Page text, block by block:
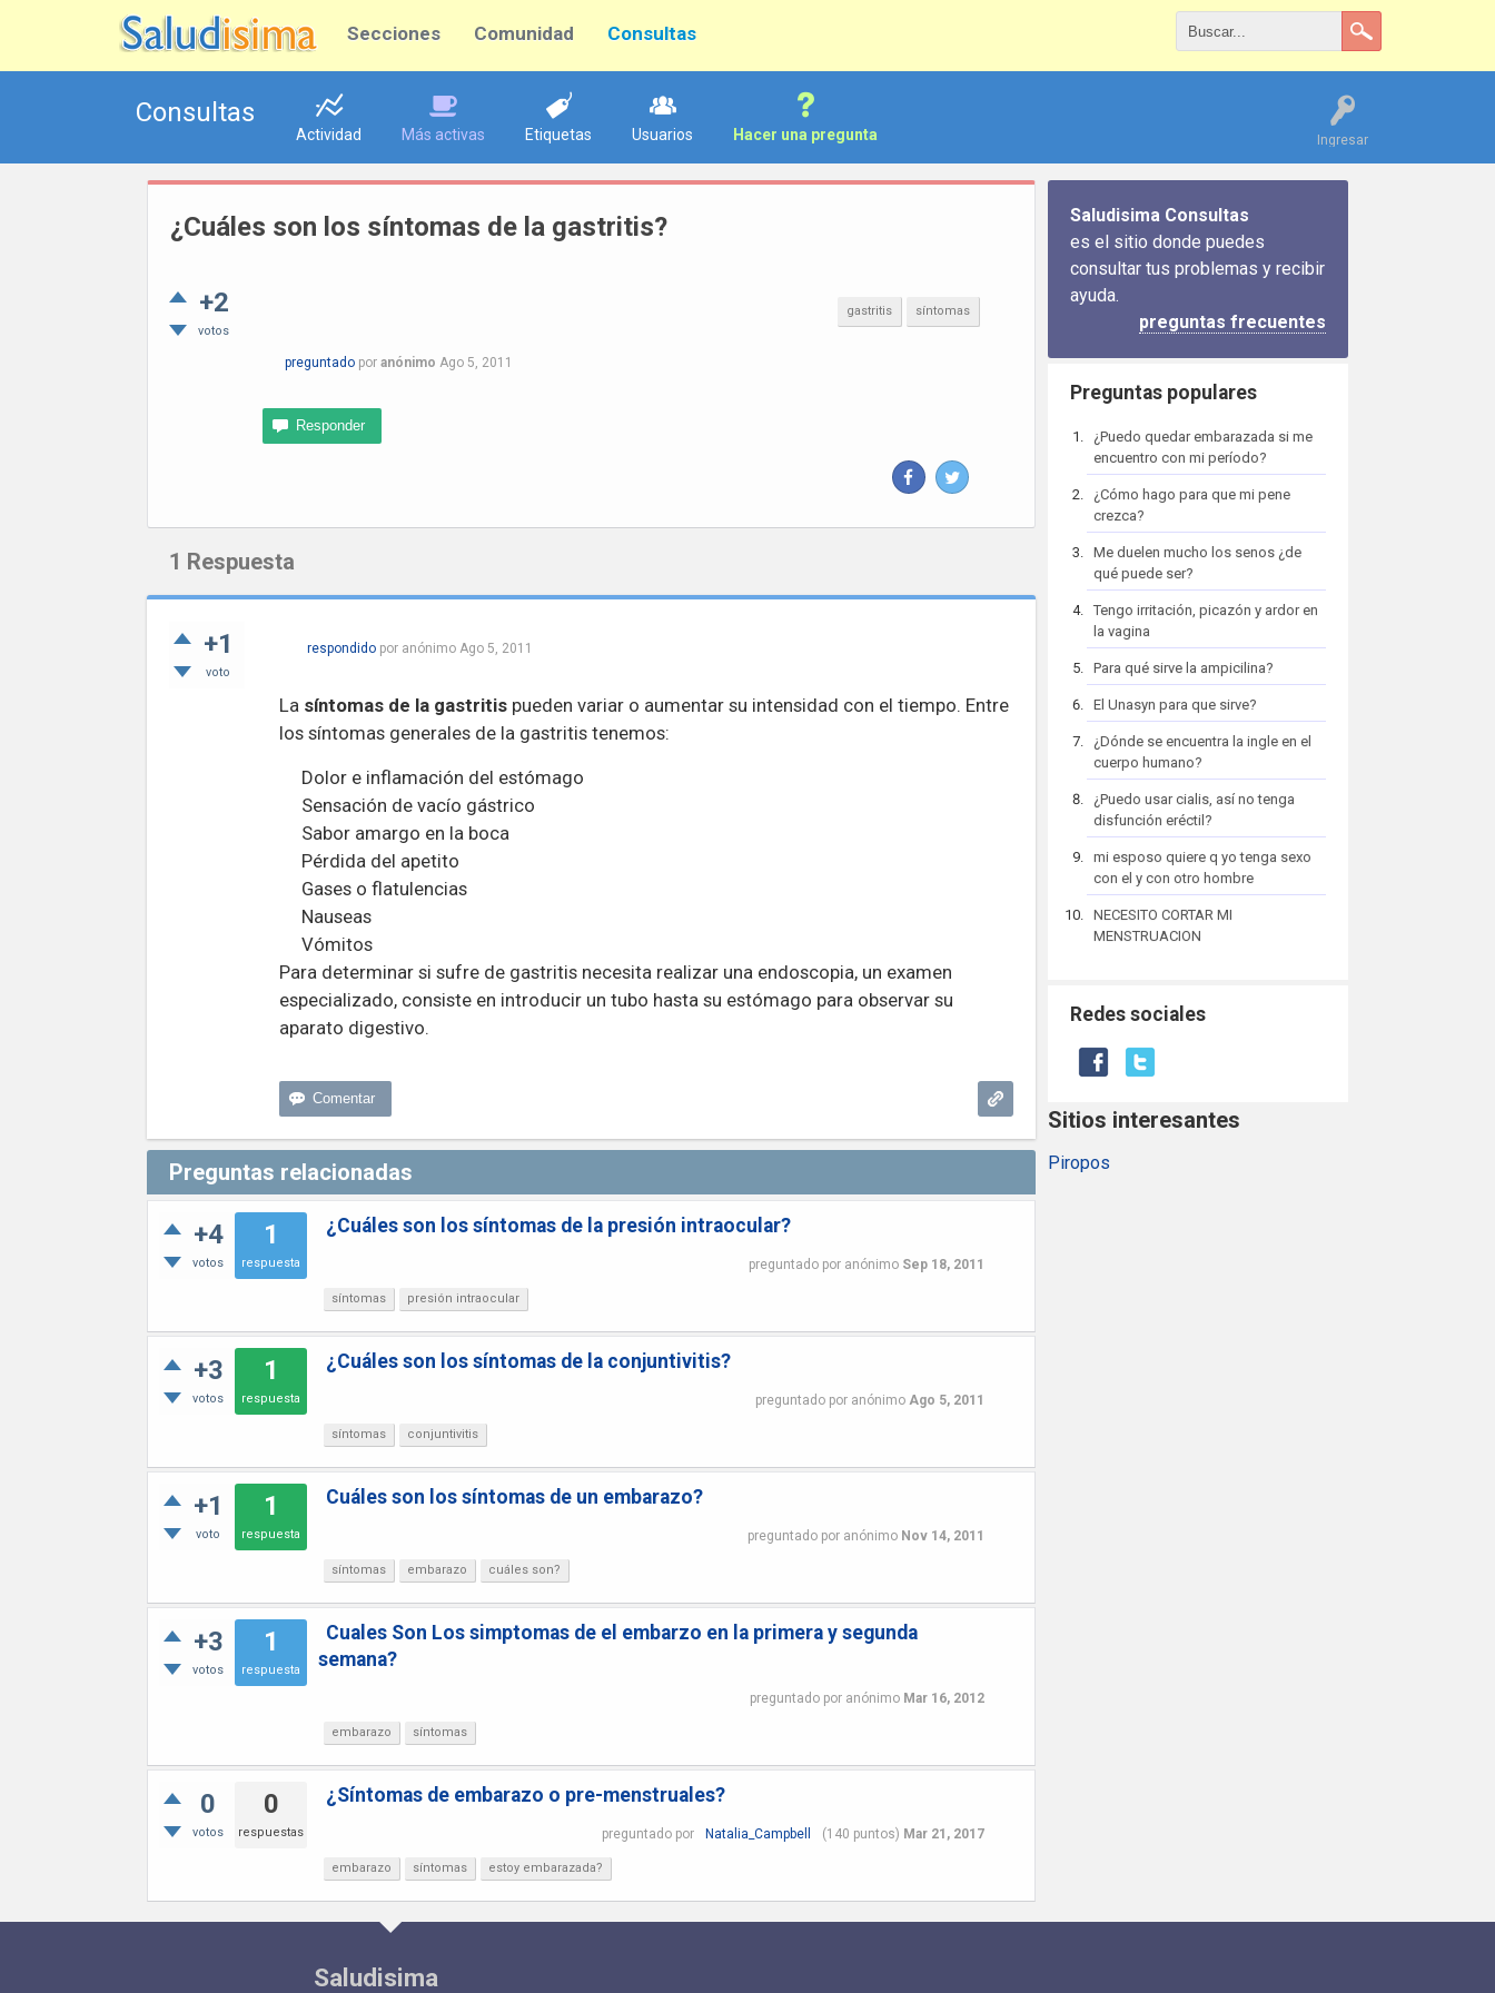
Secciones Comunidad Consultas
Ingresar
Consultas
Actividad Más activas Etiquetas Usuarios Hacer una pregunta
¿Cuáles son los síntomas de la gastritis?
+2
votos
gastritis síntomas
preguntado por anónimo Ago 5, 2011
1 Respuesta
+1
voto
respondido por anónimo Ago 5, 2011
La síntomas de la gastritispueden variar o aumentar su intensidad con el tiempo. Entre
los síntomas generales de la gastritis tenemos:
Dolor e inflamación del estómago
Sensación de vacío gástrico
Sabor amargo en la boca
Pérdida del apetito
Gases o flatulencias
Nauseas
Vómitos
Para determinar si sufre de gastritis necesita realizar una endoscopia, un examen
especializado, consiste en introducir un tubo hasta su estómago para observar su
aparato digestivo.
Preguntas relacionadas
+4
votos
1
respuesta
¿Cuáles son los síntomas de la presión intraocular?
preguntado por anónimo Sep 18, 2011
síntomas presión intraocular
+3
votos
1
respuesta
¿Cuáles son los síntomas de la conjuntivitis?
preguntado por anónimo Ago 5, 2011
síntomas conjuntivitis
+1
voto
1
respuesta
Cuáles son los síntomas de un embarazo?
preguntado por anónimo Nov 14, 2011
síntomas embarazo cuáles son?
+3
votos
1
respuesta
Cuales Son Los simptomas de el embarzo en la primera y segunda
semana?
preguntado por anónimo Mar 16, 2012
embarazo síntomas
0
votos
0
respuestas
¿Síntomas de embarazo o pre-menstruales?
preguntado por Natalia_Campbell (140 puntos) Mar 21, 2017
embarazo síntomas estoy embarazada?
Saludisima Consultas
es el sitio donde puedes
consultar tus problemas y recibir
ayuda.
preguntas frecuentes
Preguntas populares
¿Puedo quedar embarazada si me
encuentro con mi período?
¿Cómo hago para que mi pene
crezca?
Me duelen mucho los senos ¿de
qué puede ser?
Tengo irritación, picazón y ardor en
la vagina
Para qué sirve la ampicilina?
El Unasyn para que sirve?
¿Dónde se encuentra la ingle en el
cuerpo humano?
¿Puedo usar cialis, así no tenga
disfunción eréctil?
mi esposo quiere q yo tenga sexo
con el y con otro hombre
NECESITO CORTAR MI
MENSTRUACION
Redes sociales
Sitios interesantes
Piropos
Saludisima